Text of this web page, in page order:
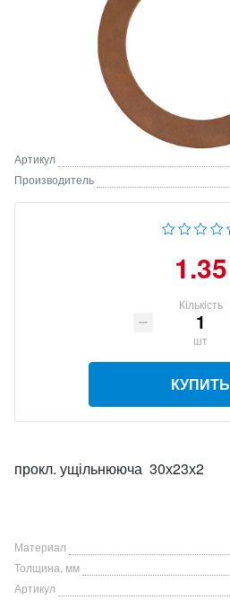
Артикул
Производитель
1.35
Кількість
шт
КУПИТЬ
прокл. ущільнююча 30х23х2
Материал
Толщина, мм
Артикул